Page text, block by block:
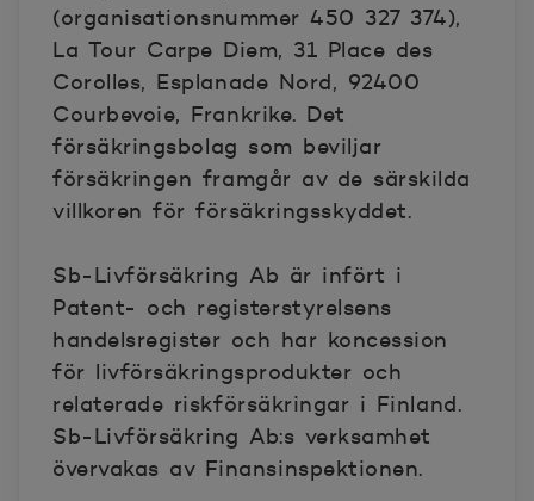
(organisationsnummer 450 327 374),
La Tour Carpe Diem, 31 Place des
Corolles, Esplanade Nord, 92400
Courbevoie, Frankrike. Det
försäkringsbolag som beviljar
försäkringen framgår av de särskilda
villkoren för försäkringsskyddet.
Sb-Livförsäkring Ab är infört i
Patent- och registerstyrelsens
handelsregister och har koncession
för livförsäkringsprodukter och
relaterade riskförsäkringar i Finland.
Sb-Livförsäkring Ab:s verksamhet
övervakas av Finansinspektionen.